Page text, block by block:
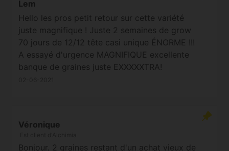
Lem
Hello les pros petit retour sur cette variété
juste magnifique ! Juste 2 semaines de grow
70 jours de 12/12 tête casi unique ÉNORME !!!
A essayé d'urgence MAGNIFIQUE excellente
banque de graines juste EXXXXXTRA!
Véronique
Bonjour. 2 graines restant d'un achat vieux de